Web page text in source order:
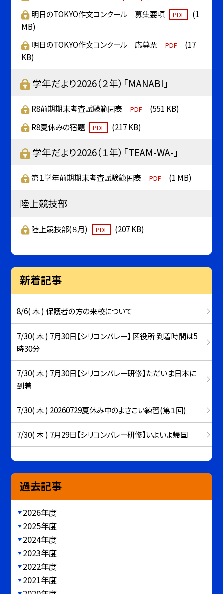
明日のTOKYO作文コンクール 募集要項
PDF
(1
MB)
明日のTOKYO作文コンクール 応募票
PDF
(17
KB)
学年だより2026（２年）「MANABI」
R8前期期末考査試験範囲表 PDF
(551 KB)
R8夏休みの宿題
PDF (217 KB)
学年だより2026（１年）「TEAM-WA-」
第１学年前期期末考査試験範囲表 PDF (1 MB)
陸上競技部
陸上競技部(８月) PDF (207 KB)
新着記事
8/6( 木 ) 保護者の方の来校について
7/30( 木 ) 7月30日【シリコンバレー】 区役所 到着時間は5
時30分
7/30( 木 ) 7月30日【シリコンバレー研修】ただいま日本に
到着
7/30( 木 ) 20260729夏休み中のよさこい練習(第１回)
7/30( 木 ) 7月29日【シリコンバレー研修】いよいよ帰国
過去記事
2026年度
2025年度
2024年度
2023年度
2022年度
2021年度